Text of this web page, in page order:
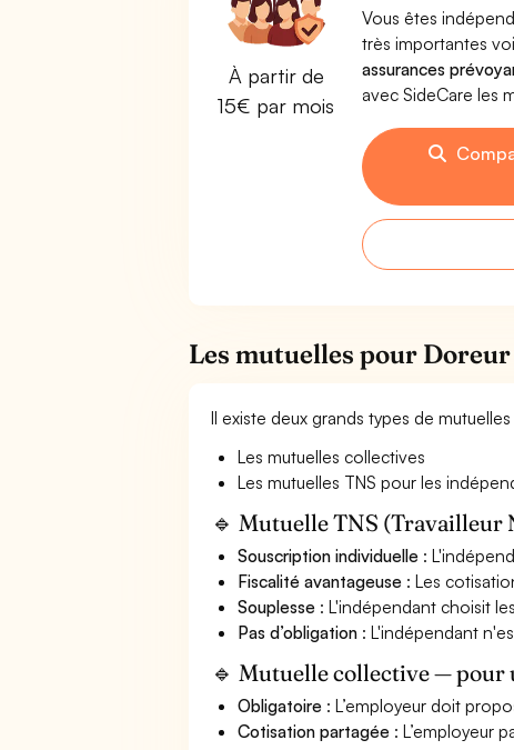
À partir de
15€ par mois
Vous êtes
très importantes
assurances
avec SideCare les
Les mutuelles pour
Il existe deux grands types de
Les mutuelles collectives
Les mutuelles TNS pour les
🔹 Mutuelle TNS
Souscription individuelle :
Fiscalité avantageuse : Les
Souplesse : L'indépendant choisit
Pas d’obligation : L'indépendant
🔹 Mutuelle collective — pour
Obligatoire : L’employeur doit
Cotisation partagée : L’employeur